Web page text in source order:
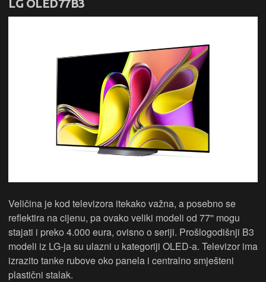
LG OLED77B3
Veličina je kod televizora itekako važna, a posebno se
reflektira na cijenu, pa ovako veliki modeli od 77'' mogu
stajati i preko 4.000 eura, ovisno o seriji. Prošlogodišnji B3
modeli iz LG-ja su ulazni u kategoriji OLED-a. Televizor ima
izrazito tanke rubove oko panela i centralno smješteni
plastični stalak.